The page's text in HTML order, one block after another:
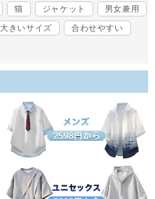
猫 ジャケット
男女兼用
大きいサイズ
合わせやすい